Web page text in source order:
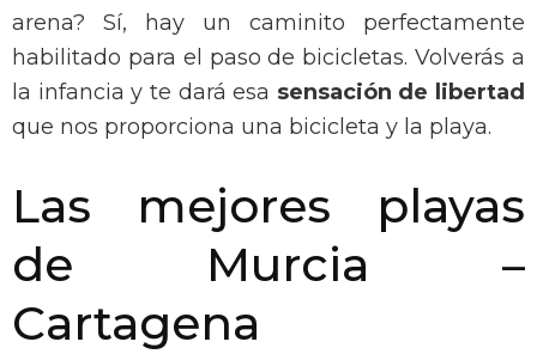
arena? Sí, hay un caminito perfectamente
habilitado para el paso de bicicletas. Volverás a
la infancia y te dará esa sensación de libertad
que nos proporciona una bicicleta y la playa.
Las mejores playas
de Murcia –
Cartagena